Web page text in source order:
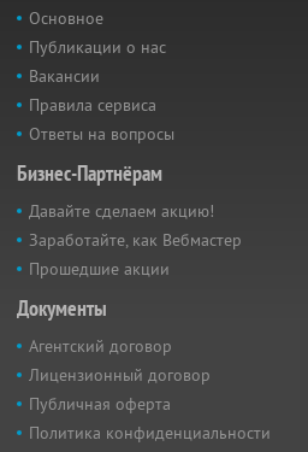
Основное
Публикации о нас
Вакансии
Правила сервиса
Ответы на вопросы
Бизнес-Партнёрам
Давайте сделаем акцию!
Заработайте, как Вебмастер
Прошедшие акции
Документы
Агентский договор
Лицензионный договор
Публичная оферта
Политика конфиденциальности